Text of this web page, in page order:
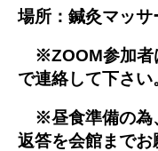
場所：鍼灸マッサ
※ZOOM参加者
で連絡して下さい
※昼食準備の為
返答を会館までお